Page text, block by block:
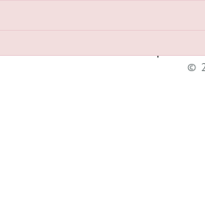
©